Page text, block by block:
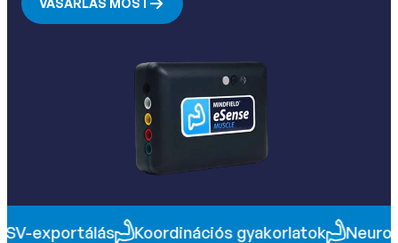
VÁSÁRLÁS MOST
Koordinációs gyakorlatok Neuromuszkuláris